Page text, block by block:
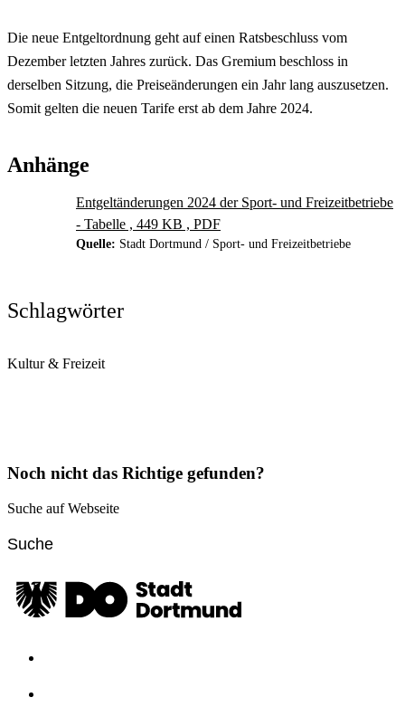
Die neue Entgeltordnung geht auf einen Ratsbeschluss vom
Dezember letzten Jahres zurück. Das Gremium beschloss in
derselben Sitzung, die Preiseänderungen ein Jahr lang auszusetzen.
Somit gelten die neuen Tarife erst ab dem Jahre 2024.
Anhänge
Entgeltänderungen 2024 der Sport- und Freizeitbetriebe
- Tabelle , 449 KB , PDF
Quelle: Stadt Dortmund / Sport- und Freizeitbetriebe
Schlagwörter
Kultur & Freizeit
Noch nicht das Richtige gefunden?
Suche auf Webseite